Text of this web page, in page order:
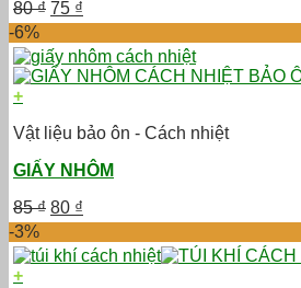
80₫ Giá
gốc
là:
80 ₫.
75 ₫
hiện
tại
là:
75 ₫.
-6%
+
Vật liệu bảo ôn - Cách nhiệt
GIẤY NHÔM
85₫ Giá
gốc
là:
85 ₫.
80 ₫
hiện
tại
là:
-3%
+